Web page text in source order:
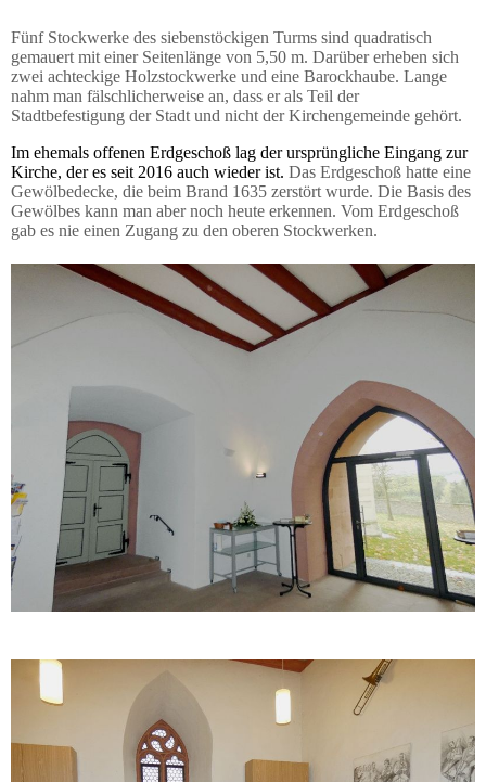
Fünf Stockwerke des siebenstöckigen Turms sind quadratisch
gemauert mit einer Seitenlänge von 5,50 m. Darüber erheben sich
zwei achteckige Holzstockwerke und eine Barockhaube. Lange
nahm man fälschlicherweise an, dass er als Teil der
Stadtbefestigung der Stadt und nicht der Kirchengemeinde gehört.
Im ehemals offenen Erdgeschoß lag der ursprüngliche Eingang zur
Kirche, der es seit 2016 auch wieder ist. Das Erdgeschoß hatte eine
Gewölbedecke, die beim Brand 1635 zerstört wurde. Die Basis des
Gewölbes kann man aber noch heute erkennen. Vom Erdgeschoß
gab es nie einen Zugang zu den oberen Stockwerken.